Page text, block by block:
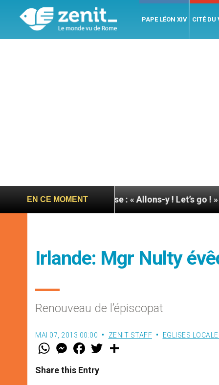
PAPE LÉON XIV CITÉ DU
EN CE MOMENT
du pape à Assise : « Allons-y ! Let’s go ! »
Irlande: Mgr Nulty
Renouveau de l’épiscopat
MAI 07, 2013 00:00 ZENIT STAFF EGLISES
W
t
s
M
e
s
e
F
a
e
b
w
Share this Entry